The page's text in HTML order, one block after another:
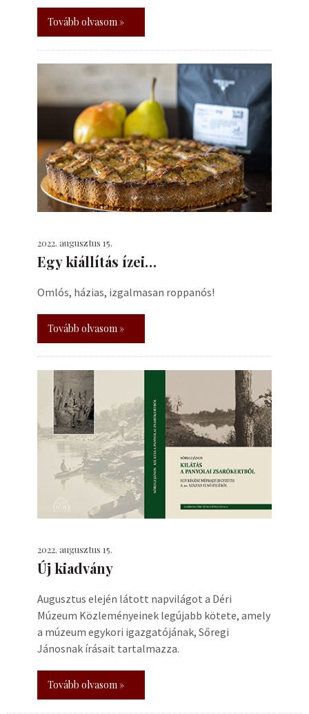
Tovább olvasom »
2022. augusztus 15.
Egy kiállítás ízei…
Omlós, házias, izgalmasan roppanós!
Tovább olvasom »
2022. augusztus 15.
Új kiadvány
Augusztus elején látott napvilágot a Déri
Múzeum Közleményeinek legújabb kötete, amely
a múzeum egykori igazgatójának, Sőregi
Jánosnak írásait tartalmazza.
Tovább olvasom »